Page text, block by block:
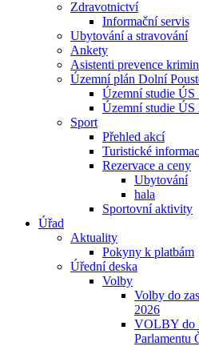
Zdravotnictví
Informační servis
Ubytování a stravování
Ankety
Asistenti prevence
Územní plán Dolní
Územní studie
Územní studie
Sport
Přehled akcí
Turistické
Rezervace a ceny
Ubytování
hala
Sportovní aktivity
Úřad
Aktuality
Pokyny k platbám
Úřední deska
Volby
Volby do
2026
VOLBY do
Parlamentu